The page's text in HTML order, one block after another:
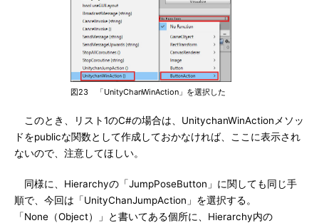
図23 「UnityChanWinAction」を選択した
このとき、リスト1のC#の場合は、UnitychanWinActionメソッ
ドをpublicな関数として作成しておかなければ、ここに表示され
ないので、注意してほしい。
同様に、Hierarchyの「JumpPoseButton」に関しても同じ手
順で、今回は「UnityChanJumpAction」を選択する。
「None（Object）」と書いてある個所に、Hierarchy内の